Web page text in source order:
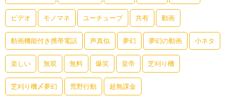
ビデオ モノマネ ユーチューブ 共有 動画
動画機能付き携帯電話 声真似 夢幻 夢幻の動画 小ネタ
楽しい 無双 無料 爆笑 皇帝 芝刈り機
芝刈り機〆夢幻 荒野行動 超無課金